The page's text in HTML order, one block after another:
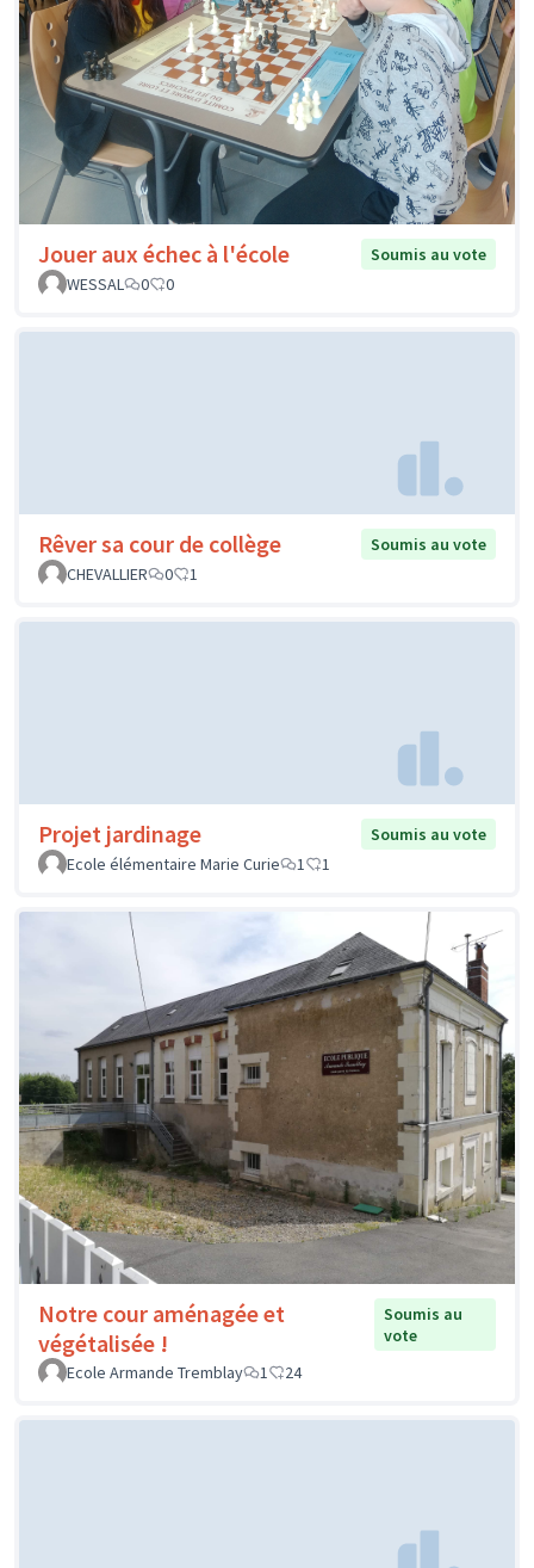
Jouer aux échec à l'école
Soumis au vote
WESSAL
0 0
Rêver sa cour de collège
Soumis au vote
CHEVALLIER
0 1
Projet jardinage
Soumis au vote
Ecole élémentaire Marie Curie
1 1
Notre cour aménagée et
végétalisée !
Soumis au
vote
Ecole Armande Tremblay
1 24